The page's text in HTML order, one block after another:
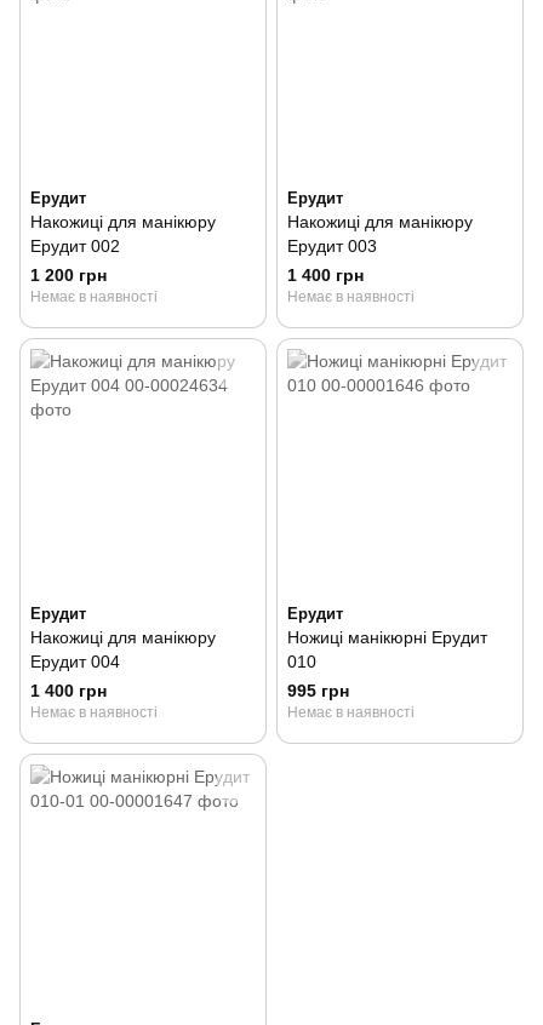
Ерудит
Накожиці для манікюру
Ерудит 002
1 200 грн
Немає в наявності
Ерудит
Накожиці для манікюру
Ерудит 003
1 400 грн
Немає в наявності
Ерудит
Накожиці для манікюру
Ерудит 004
1 400 грн
Немає в наявності
Ерудит
Ножиці манікюрні Ерудит
010
995 грн
Немає в наявності